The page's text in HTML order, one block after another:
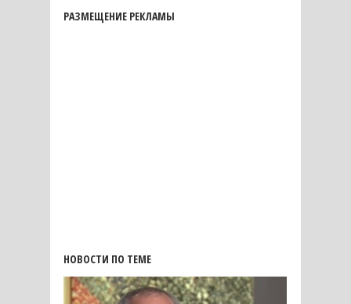
РАЗМЕЩЕНИЕ РЕКЛАМЫ
НОВОСТИ ПО ТЕМЕ